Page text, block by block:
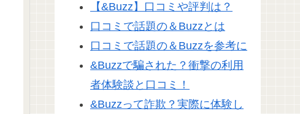
【&Buzz】口コミや評判は？
口コミで話題の＆Buzzとは
口コミで話題の＆Buzzを参考に
&Buzzで騙された？衝撃の利用
者体験談と口コミ！
&Buzzって詐欺？実際に体験し